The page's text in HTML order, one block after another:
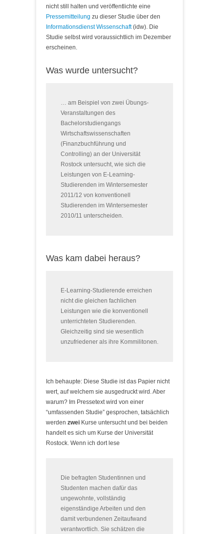
nicht still halten und veröffentlichte eine
Pressemitteilung zu dieser Studie über den
Informationsdienst Wissenschaft(idw). Die
Studie selbst wird voraussichtlich im Dezember
erscheinen.
Was wurde untersucht?
… am Beispiel von zwei Übungs-
Veranstaltungen des
Bachelorstudiengangs
Wirtschaftswissenschaften
(Finanzbuchführung und
Controlling) an der Universität
Rostock untersucht, wie sich die
Leistungen von E-Learning-
Studierenden im Wintersemester
2011/12 von konventionell
Studierenden im Wintersemester
2010/11 unterscheiden.
Was kam dabei heraus?
E-Learning-Studierende erreichen
nicht die gleichen fachlichen
Leistungen wie die konventionell
unterrichteten Studierenden.
Gleichzeitig sind sie wesentlich
unzufriedener als ihre Kommilitonen.
Ich behaupte: Diese Studie ist das Papier nicht
wert, auf welchem sie ausgedruckt wird. Aber
warum? Im Pressetext wird von einer
“umfassenden Studie” gesprochen, tatsächlich
werden zwei Kurse untersucht und bei beiden
handelt es sich um Kurse der Universität
Rostock. Wenn ich dort lese
Die befragten Studentinnen und
Studenten machen dafür das
ungewohnte, vollständig
eigenständige Arbeiten und den
damit verbundenen Zeitaufwand
verantwortlich. Sie schätzen die